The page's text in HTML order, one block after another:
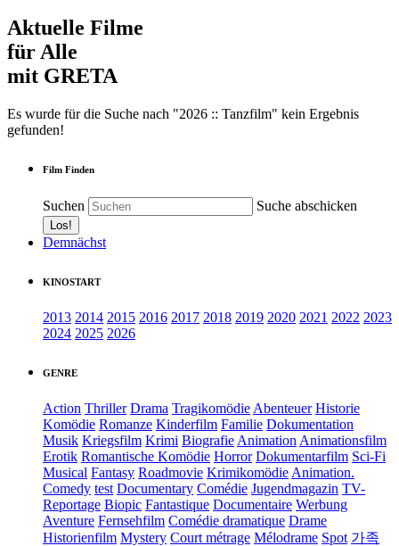
Aktuelle Filme
für Alle
mit GRETA
Es wurde für die Suche nach "2026 :: Tanzfilm" kein Ergebnis
gefunden!
Film Finden
Suchen Suche abschicken
Demnächst
KINOSTART
2013 2014 2015 2016 2017 2018 2019 2020 2021 2022 2023
2024 2025 2026
GENRE
Action Thriller Drama Tragikomödie Abenteuer Historie
Komödie Romanze Kinderfilm Familie Dokumentation
Musik Kriegsfilm Krimi Biografie Animation Animationsfilm
Erotik Romantische Komödie Horror Dokumentarfilm Sci-Fi
Musical Fantasy Roadmovie Krimikomödie Animation.
Comedy test Documentary Comédie Jugendmagazin TV-
Reportage Biopic Fantastique Documentaire Werbung
Aventure Fernsehfilm Comédie dramatique Drame
Historienfilm Mystery Court métrage Mélodrame Spot 가족